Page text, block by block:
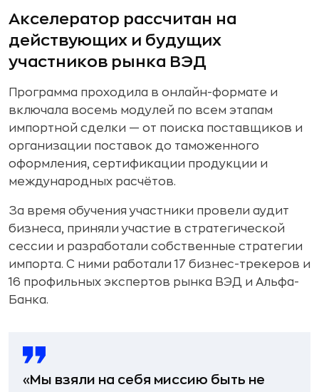
Акселератор рассчитан на
действующих и будущих
участников рынка ВЭД
Программа проходила в онлайн-формате и
включала восемь модулей по всем этапам
импортной сделки — от поиска поставщиков и
организации поставок до таможенного
оформления, сертификации продукции и
международных расчётов.
За время обучения участники провели аудит
бизнеса, приняли участие в стратегической
сессии и разработали собственные стратегии
импорта. С ними работали 17 бизнес-трекеров и
16 профильных экспертов рынка ВЭД и Альфа-
Банка.
«Мы взяли на себя миссию быть не